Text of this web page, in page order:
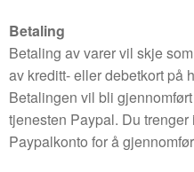
Betaling
Betaling av varer vil skje
av kreditt- eller debetkort på
Betalingen vil bli
tjenesten Paypal. Du
Paypalkonto for å